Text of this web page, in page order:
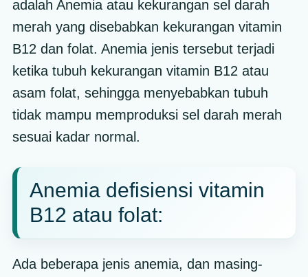
adalah Anemia atau kekurangan sel darah
merah yang disebabkan kekurangan vitamin
B12 dan folat. Anemia jenis tersebut terjadi
ketika tubuh kekurangan vitamin B12 atau
asam folat, sehingga menyebabkan tubuh
tidak mampu memproduksi sel darah merah
sesuai kadar normal.
Anemia defisiensi vitamin
B12 atau folat:
Ada beberapa jenis anemia, dan masing-